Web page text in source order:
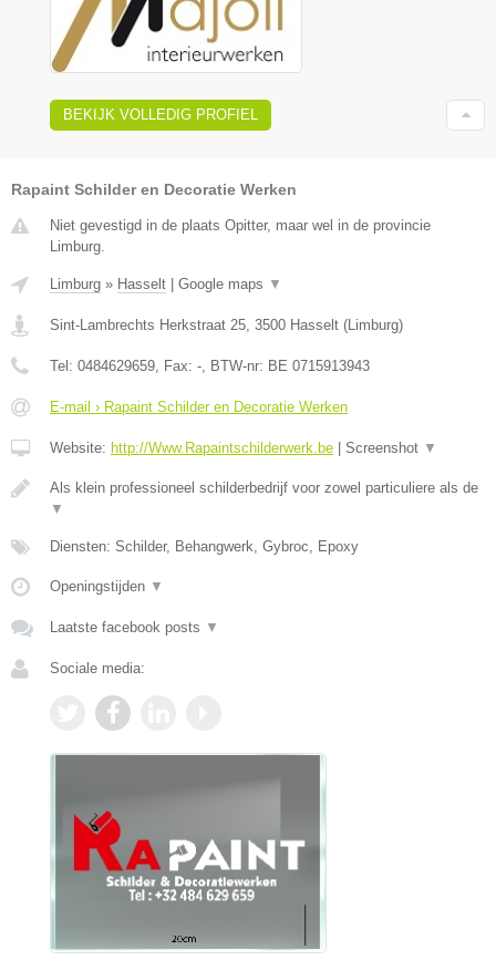
BEKIJK VOLLEDIG PROFIEL
Rapaint Schilder en Decoratie Werken
Niet gevestigd in de plaats Opitter, maar wel in de provincie
Limburg.
Limburg » Hasselt Google maps ▼
Sint-Lambrechts Herkstraat 25, 3500 Hasselt (Limburg)
Tel: 0484629659, Fax: -, BTW-nr: BE 0715913943
E-mail › Rapaint Schilder en Decoratie Werken
Website: http://Www.Rapaintschilderwerk.be Screenshot ▼
Als klein professioneel schilderbedrijf voor zowel particuliere als de
▼
Diensten: Schilder, Behangwerk, Gybroc, Epoxy
Openingstijden ▼
Laatste facebook posts ▼
Sociale media: